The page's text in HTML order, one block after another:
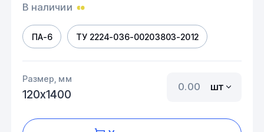
В наличии
ПА-6 ТУ 2224-036-00203803-2012
Размер, мм
120х1400
шт